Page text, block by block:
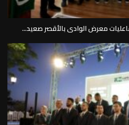
معرض الوادى بالأقصر صعيد...